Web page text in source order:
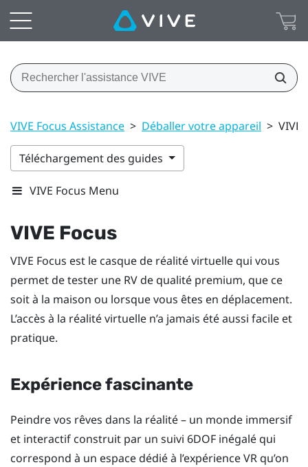
VIVE Focus Assistance > Déballer votre appareil > VIVE
Téléchargement des guides
VIVE Focus Menu
VIVE Focus
VIVE Focus est le casque de réalité virtuelle qui vous
permet de tester une RV de qualité premium, que ce
soit à la maison ou lorsque vous êtes en déplacement.
L’accès à la réalité virtuelle n’a jamais été aussi facile et
pratique.
Expérience fascinante
Peindre vos rêves dans la réalité – un monde immersif
et interactif construit par un suivi 6DOF inégalé qui
correspond à un espace dédié à l’expérience VR qu’on